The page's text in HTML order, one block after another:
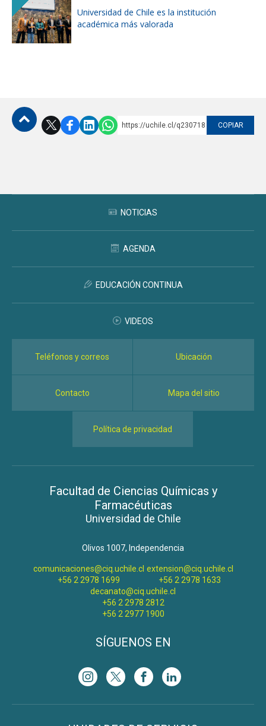
Universidad de Chile es la institución
académica más valorada
https://uchile.cl/q230718 COPIAR
NOTICIAS
AGENDA
EDUCACIÓN CONTINUA
VIDEOS
Teléfonos y correos Ubicación
Contacto Mapa del sitio
Política de privacidad
Facultad de Ciencias Químicas y
Farmacéuticas
Universidad de Chile
Olivos 1007, Independencia
comunicaciones@ciq.uchile.cl
+56 2 2978 1699
extension@ciq.uchile.cl
+56 2 2978 1633
decanato@ciq.uchile.cl
+56 2 2978 2812
+56 2 2977 1900
SÍGUENOS EN